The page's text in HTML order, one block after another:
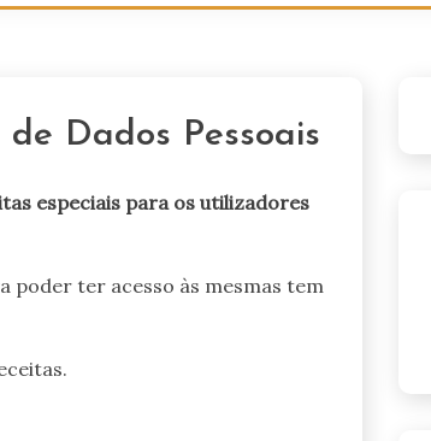
Dados Pessoais
especiais para os utilizadores
poder ter acesso às mesmas tem